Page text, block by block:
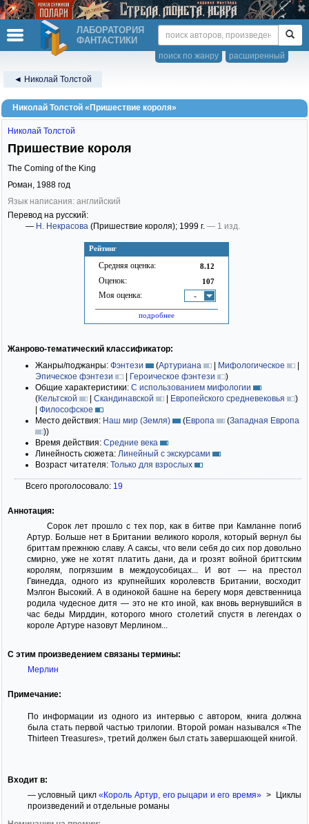
ЛАБОРАТОРИЯ
ФАНТАСТИКИ
расширенный
поиск по жанру
◄ Николай Толстой
Николай Толстой «Пришествие короля»
Рейтинг
Средняя оценка: 8.12
Оценок: 107
Моя оценка: -
подробнее
Николай Толстой
Пришествие короля
The Coming of the King
Роман, 1988 год
Язык написания: английский
Перевод на русский:
— Н. Некрасова (Пришествие короля); 1999 г. — 1 изд.
Жанрово-тематический классификатор:
Жанры/поджанры: Фэнтези (Артуриана | Мифологическое
|
Эпическое фэнтези
| Героическое фэнтези
)
Общие характеристики: С использованием мифологии
(Кельтской | Скандинавской | Европейского средневековья
)
| Философское
Место действия: Наш мир (Земля) (Европа (Западная Европа
))
Время действия: Средние века
Линейность сюжета: Линейный с экскурсами
Возраст читателя: Только для взрослых
Всего проголосовало: 19
Аннотация:
Сорок лет прошло с тех пор, как в битве при Камланне погиб
Артур. Больше нет в Британии великого короля, который вернул бы
бриттам прежнюю славу. А саксы, что вели себя до сих пор довольно
смирно, уже не хотят платить дани, да и грозят войной бриттским
королям, погрязшим в междоусобицах... И вот — на престол
Гвинедда, одного из крупнейших королевств Британии, восходит
Мэлгон Высокий. А в одинокой башне на берегу моря девственница
родила чудесное дитя — это не кто иной, как вновь вернувшийся в
час беды Мирддин, которого много столетий спустя в легендах о
короле Артуре назовут Мерлином...
С этим произведением связаны термины:
Мерлин
Примечание:
По информации из одного из интервью с автором, книга должна
была стать первой частью трилогии. Второй роман назывался «The
Thirteen Treasures», третий должен был стать завершающей книгой.
Входит в:
— условный цикл«Король Артур, его рыцари и его время»> Циклы
произведений и отдельные романы